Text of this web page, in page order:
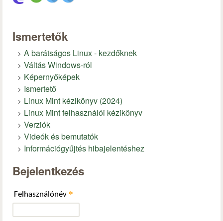
Ismertetők
A barátságos Linux - kezdőknek
Váltás Windows-ról
Képernyőképek
Ismertető
Linux Mint kézikönyv (2024)
Linux Mint felhasználói kézikönyv
Verziók
Videók és bemutatók
Információgyűjtés hibajelentéshez
Bejelentkezés
Felhasználónév *